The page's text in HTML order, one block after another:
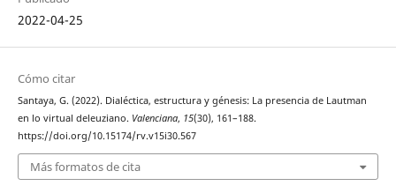
2022-04-25
Cómo citar
Santaya, G. (2022). Dialéctica, estructura y génesis: La presencia de Lautman
en lo virtual deleuziano. Valenciana, 15(30), 161–188.
https://doi.org/10.15174/rv.v15i30.567
Más formatos de cita